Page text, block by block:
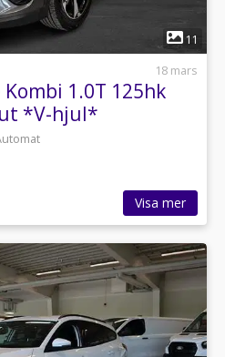
1
11
18 mars
1.0T 125hk
*V-hjul*
Visa mer